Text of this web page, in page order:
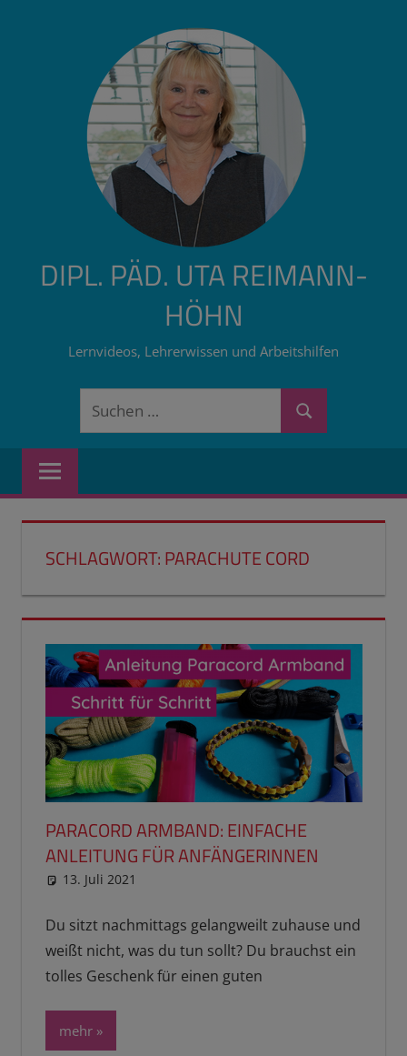
DIPL. PÄD. UTA REIMANN-
HÖHN
Lernvideos, Lehrerwissen und Arbeitshilfen
Suchen
Suchen
SCHLAGWORT:PARACHUTE CORD
PARACORD ARMBAND: EINFACHE
ANLEITUNG FÜR ANFÄNGERINNEN
13. Juli 2021
Du sitzt nachmittags gelangweilt zuhause und
weißt nicht, was du tun sollt? Du brauchst ein
tolles Geschenk für einen guten
mehr